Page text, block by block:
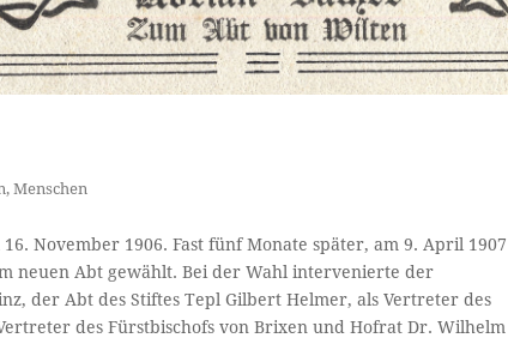
,Menschen
November 1906. Fast fünf Monate später, am 9. April 1907
neuen Abt gewählt. Bei der Wahl intervenierte der
der Abt des Stiftes Tepl Gilbert Helmer, als Vertreter des
des Fürstbischofs von Brixen und Hofrat Dr. Wilhelm